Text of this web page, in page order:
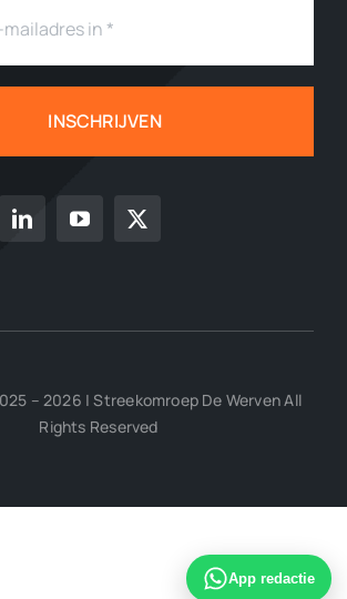
INSCHRIJVEN
– 2026 | Streekomroep De Werven All
Rights Reserved
App redactie